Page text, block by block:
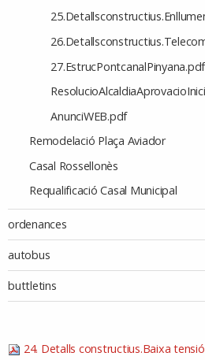
27.EstrucPontcanalPinyana.pdf
AnunciWEB.pdf
Remodelació Plaça Aviador
Casal Rossellonès
Requalificació Casal Municipal
ordenances
autobus
buttletins
24. Detalls constructius.Baixa